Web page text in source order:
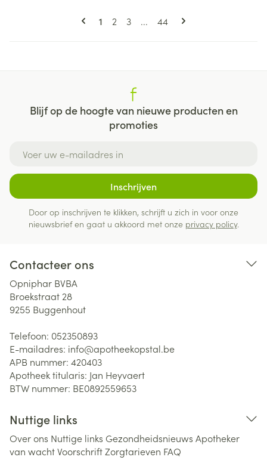
Pagina's
U lees momenteel pagina
1 Pagina
2 Pagina
3 ... Pagina
44
Blijf op de hoogte van nieuwe producten en
promoties
Inschrijven
Door op inschrijven te klikken, schrijft u zich in voor onze
nieuwsbrief en gaat u akkoord met onze privacy policy.
Contacteer ons
Opniphar BVBA
Broekstraat 28
9255 Buggenhout
Telefoon: 052350893
E-mailadres: info@apotheekopstal.be
APB nummer: 420403
Apotheek titularis: Jan Heyvaert
BTW nummer: BE0892559653
Nuttige links
Over ons Nuttige links Gezondheidsnieuws Apotheker
van wachtVoorschriftZorgtarieven FAQ